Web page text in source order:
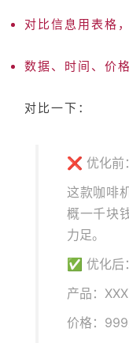
对比信息用 表格
数据、时间、价
对比一下：
❌ 优化前：
这款咖啡
概一千块
力足。
✅ 优化后：
产品：
价格：